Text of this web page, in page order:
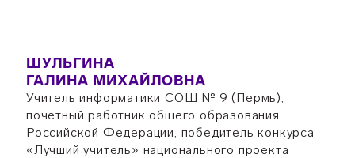
ШУЛЬГИНА
ГАЛИНА МИХАЙЛОВНА
Учитель информатики СОШ № 9 (Пермь),
почетный работник общего образования
Российской Федерации, победитель конкурса
«Лучший учитель» национального проекта